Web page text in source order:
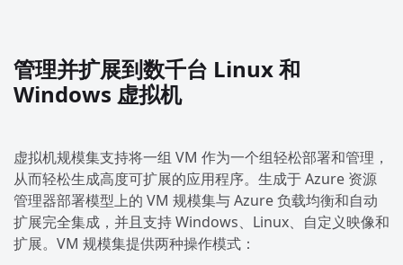
管理并扩展到数千台 Linux 和
Windows 虚拟机
虚拟机规模集支持将一组 VM 作为一个组轻松部署和管理，
从而轻松生成高度可扩展的应用程序。生成于 Azure 资源
管理器部署模型上的 VM 规模集与 Azure 负载均衡和自动
扩展完全集成，并且支持 Windows、Linux、自定义映像和
扩展。VM 规模集提供两种操作模式：